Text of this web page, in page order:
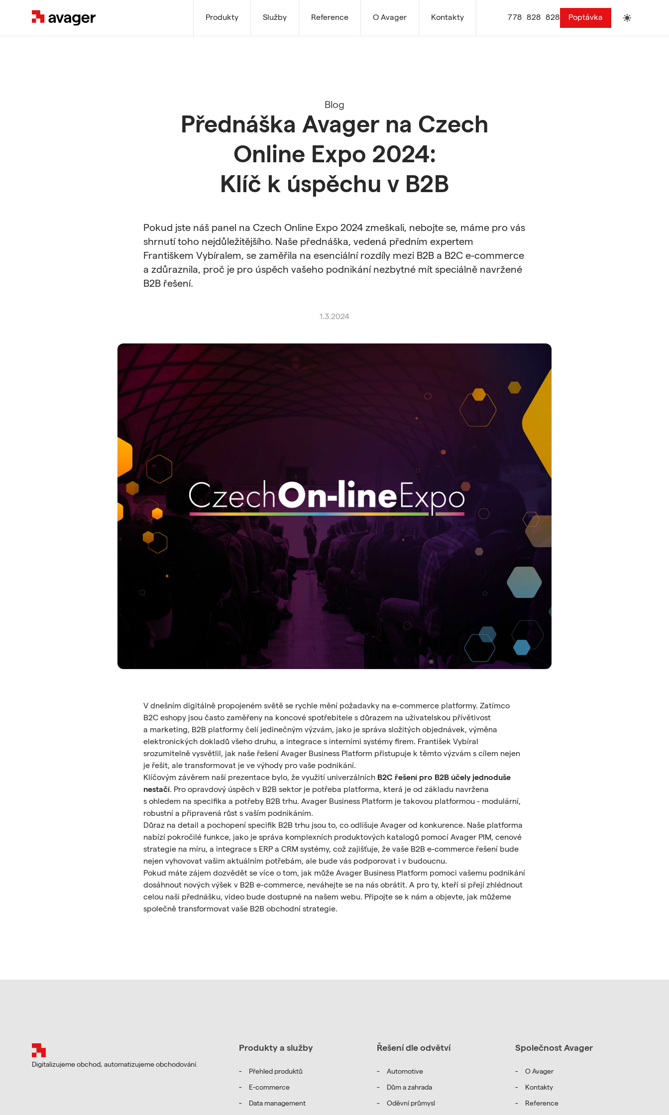
Avager Produkty Služby Reference O Avager Kontakty
7 78
828
828
B
Poptávka
Blog
Přednáška Avager na Czech
Online Expo 2024:
Klíč k úspěchu v B2B
Pokud jste náš panel na Czech Online Expo 2024 zmeškali, nebojte se, máme pro vás
shrnutí toho nejdůležitějšího. Naše přednáška, vedená předním expertem
Františkem Vybíralem, se zaměřila na esenciální rozdíly mezi B2B a B2C e-commerce
a zdůraznila, proč je pro úspěch vašeho podnikání nezbytné mít speciálně navržené
B2B řešení.
1.3.2024
V dnešním digitálně propojeném světě se rychle mění požadavky na e-commerce platformy. Zatímco
B2C eshopy jsou často zaměřeny na koncové spotřebitele s důrazem na uživatelskou přívětivost
a marketing, B2B platformy čelí jedinečným výzvám, jako je správa složitých objednávek, výměna
elektronických dokladů všeho druhu, a integrace s interními systémy firem. František Vybíral
srozumitelně vysvětlil, jak naše řešení Avager Business Platform přistupuje k těmto výzvám s cílem nejen
je řešit, ale transformovat je ve výhody pro vaše podnikání.
Klíčovým závěrem naší prezentace bylo, že využití univerzálních B2C řešení pro B2B účely jednoduše
nestačí. Pro opravdový úspěch v B2B sektor je potřeba platforma, která je od základu navržena
s ohledem na specifika a potřeby B2B trhu. Avager Business Platform je takovou platformou - modulární,
robustní a připravená růst s vaším podnikáním.
Důraz na detail a pochopení specifik B2B trhu jsou to, co odlišuje Avager od konkurence. Naše platforma
nabízí pokročilé funkce, jako je správa komplexních produktových katalogů pomocí Avager PIM, cenové
strategie na míru, a integrace s ERP a CRM systémy, což zajišťuje, že vaše B2B e-commerce řešení bude
nejen vyhovovat vašim aktuálním potřebám, ale bude vás podporovat i v budoucnu.
Pokud máte zájem dozvědět se více o tom, jak může Avager Business Platform pomoci vašemu podnikání
dosáhnout nových výšek v B2B e-commerce, neváhejte se na nás obrátit. A pro ty, kteří si přejí zhlédnout
celou naši přednášku, video bude dostupné na našem webu. Připojte se k nám a objevte, jak můžeme
společně transformovat vaše B2B obchodní strategie.
Digitalizujeme obchod, automatizujeme obchodování.
Produkty a služby
Přehled produktů
E-commerce
Data management
Řešení dle odvětví
Automotive
Dům a zahrada
Oděvní průmysl
Společnost Avager
O Avager
Kontakty
Reference